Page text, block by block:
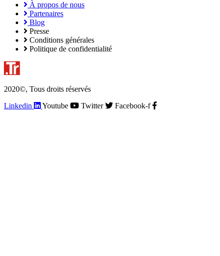
À propos de nous
Partenaires
Blog
Presse
Conditions générales
Politique de confidentialité
2020©, Tous droits réservés
Linkedin
Youtube Twitter Facebook-f